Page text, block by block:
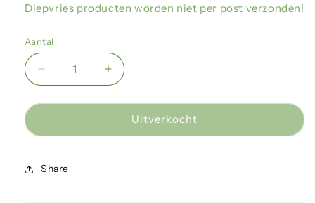
Diepvries producten worden niet per post verzonden!
Aantal
Aantal
verlagen
voor
-
Mice
Aantal
verhogen
voor
Blijkie
-
Uitverkocht
Share